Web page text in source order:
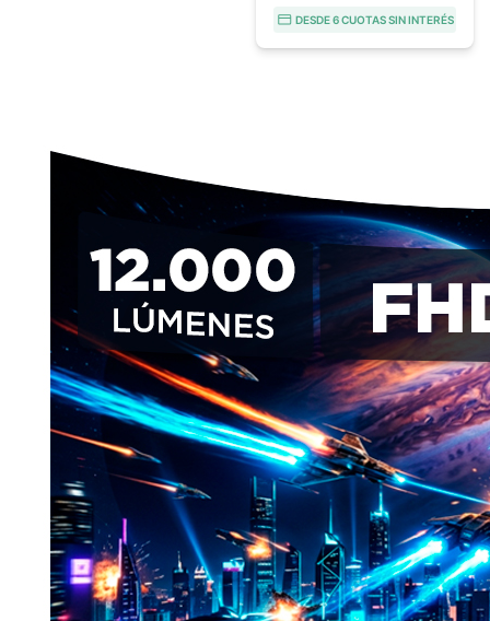
DESDE 6 CUOTAS SIN INTERÉS